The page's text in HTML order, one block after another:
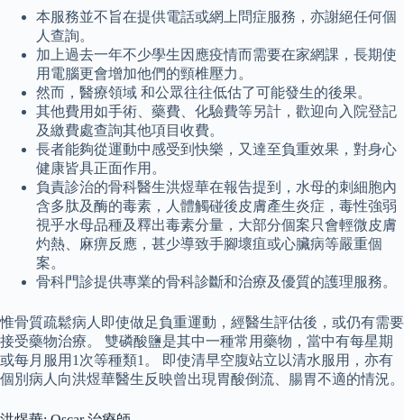
本服務並不旨在提供電話或網上問症服務，亦謝絕任何個
人查詢。
加上過去一年不少學生因應疫情而需要在家網課，長期使
用電腦更會增加他們的頸椎壓力。
然而，醫療領域 和公眾往往低估了可能發生的後果。
其他費用如手術、藥費、化驗費等另計，歡迎向入院登記
及繳費處查詢其他項目收費。
長者能夠從運動中感受到快樂，又達至負重效果，對身心
健康皆具正面作用。
負責診治的骨科醫生洪煜華在報告提到，水母的刺細胞內
含多肽及酶的毒素，人體觸碰後皮膚產生炎症，毒性強弱
視乎水母品種及釋出毒素分量，大部分個案只會輕微皮膚
灼熱、麻痹反應，甚少導致手腳壞疽或心臟病等嚴重個
案。
骨科門診提供專業的骨科診斷和治療及優質的護理服務。
惟骨質疏鬆病人即使做足負重運動，經醫生評估後，或仍有需要
接受藥物治療。 雙磷酸鹽是其中一種常用藥物，當中有每星期
或每月服用1次等種類1。 即使清早空腹站立以清水服用，亦有
個別病人向洪煜華醫生反映曾出現胃酸倒流、腸胃不適的情況。